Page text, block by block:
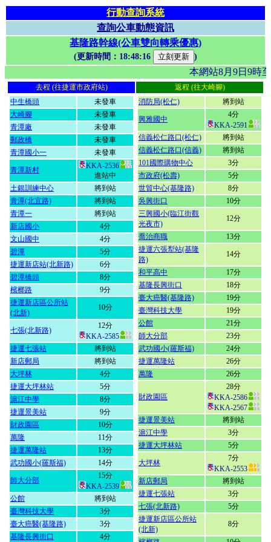
行動查詢系統
查詢公車動態資訊
基隆路幹線(公車雙向轉乘優惠)
(更新時間： 18:48:16 )
本網站8月9日9
去程 (往捷運市政府站)
返程 (往大崎腳)
中生橋頭
未發車
大崎腳
未發車
青潭廠
未發車
郵政橋
未發車
青潭國小一
未發車
青潭新村
KKA-2536
進站中
土銀訓練中心
將到站
青潭(北宜路)
將到站
青潭一
將到站
新店國小
4分
文山國中
4分
碧潭
5分
捷運新店站(北新路)
6分
碧潭橋頭
8分
檳榔路
9分
捷運新店區公所站
(北新)
10分
七張(北新路)
12分
KKA-2585
捷運七張站
將到站
新店郵局
將到站
大坪林
4分
捷運大坪林站
5分
滬江中學
8分
捷運景美站
9分
財政園區
10分
萬隆
11分
捷運萬隆站
13分
武功國小(羅斯福)
14分
師大分部
15分
KKA-2539
公館
將到站
臺灣科技大學
3分
臺大癌醫(基隆路)
3分
基隆長興街口
4分
消防局(松仁) 將到站
興雅國中
4分
KKA-2591
信義松仁路口(松仁)
將到站
信義松仁路口(信義)
將到站
101國際購物中心
3分
市政府(松壽)
5分
世貿中心(基隆路)
8分
吳興街口
10分
三興國小(臨江街觀
光夜市)
12分
喬治商職
13分
捷運六張犁站(基隆
路)
14分
和平高中
17分
基隆長興街口
18分
臺大癌醫(基隆路)
19分
臺灣科技大學
19分
公館
21分
師大分部
23分
武功國小(羅斯福)
24分
捷運萬隆站
26分
萬隆
26分
財政園區
28分
KKA-2586
KKA-2567
捷運景美站
將到站
滬江中學
3分
捷運大坪林站
5分
大坪林
7分
KKA-2553
新店郵局
將到站
捷運七張站
3分
七張(北新路)
5分
捷運新店區公所站
(北新)
8分